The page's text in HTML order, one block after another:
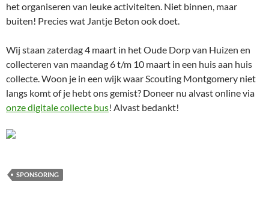
het organiseren van leuke activiteiten. Niet binnen, maar
buiten! Precies wat Jantje Beton ook doet.
Wij staan zaterdag 4 maart in het Oude Dorp van Huizen en
collecteren van maandag 6 t/m 10 maart in een huis aan huis
collecte. Woon je in een wijk waar Scouting Montgomery niet
langs komt of je hebt ons gemist? Doneer nu alvast online via
onze digitale collecte bus! Alvast bedankt!
SPONSORING